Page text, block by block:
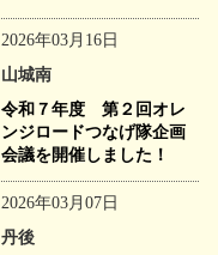
2026年03月16日
山城南
令和７年度 第２回オレ
ンジロードつなげ隊企画
会議を開催しました！
2026年03月07日
丹後